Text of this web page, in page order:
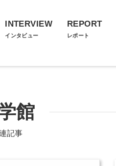
INTERVIEW
インタビュー
REPORT
レポート
館
記事